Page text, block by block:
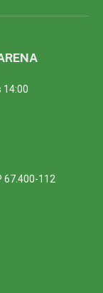
14:00
67.400-112